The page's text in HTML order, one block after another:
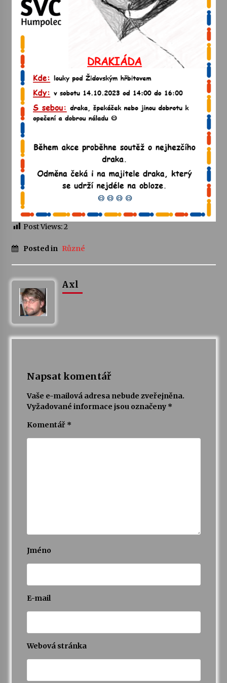
Votavžatský ploty
Letní koncerty ve Stromovce: Rufus Miller
22. 7. 2026
Vysočinka
Ozvěny prázdnin
14. 7. 2026
Za kulturou kousek za Humpolec. V Želivě ožije
odkaz Josefa Čapka
Varhanní recitál Michala Novenka v Klášteře
Post Views:2
Posted in Různé
Axl
Napsat komentář
Vaše e-mailová adresa nebude zveřejněna.
Vyžadované informace jsou označeny *
Komentář *
Jméno
E-mail
Webová stránka